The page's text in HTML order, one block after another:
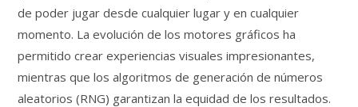
de poder jugar desde cualquier lugar y en cualquier
momento. La evolución de los motores gráficos ha
permitido crear experiencias visuales impresionantes,
mientras que los algoritmos de generación de números
aleatorios (RNG) garantizan la equidad de los resultados.